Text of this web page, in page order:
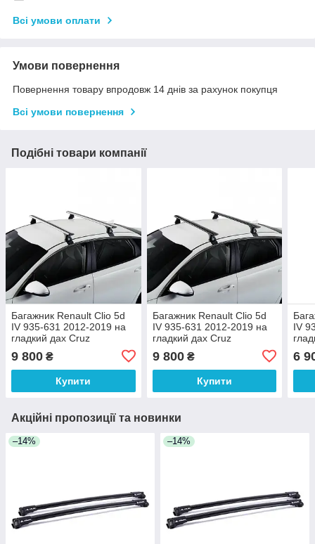
Всі умови оплати
Умови повернення
Повернення товару впродовж 14 днів за рахунок покупця
Всі умови повернення
Подібні товари компанії
Багажник Renault Clio 5d
IV 935-631 2012-2019 на
гладкий дах Cruz
9 800 ₴
Купити
Багажник Renault Clio 5d
IV 935-631 2012-2019 на
гладкий дах Cruz
9 800₴
Купити
IV
6
Акційні пропозиції та новинки
–14% –14%